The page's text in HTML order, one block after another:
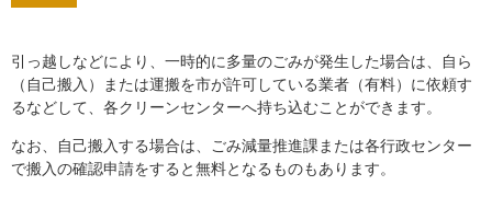
引っ越しなどにより、一時的に多量のごみが発生した場合は、自ら
（自己搬入）または運搬を市が許可している業者（有料）に依頼す
るなどして、各クリーンセンターへ持ち込むことができます。
なお、自己搬入する場合は、ごみ減量推進課または各行政センター
で搬入の確認申請をすると無料となるものもあります。